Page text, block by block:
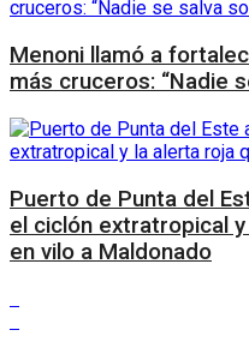
Menoni llamó a
más cruceros: “Nadie
Puerto de Punta del
el ciclón extratropical
en vilo a Maldonado